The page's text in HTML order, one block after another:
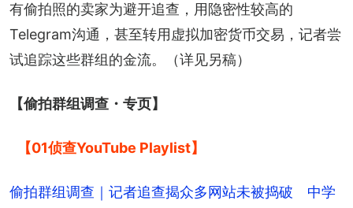
有偷拍照的卖家为避开追查，用隐密性较高的
Telegram沟通，甚至转用虚拟加密货币交易，记者尝
试追踪这些群组的金流。（详见另稿）
【偷拍群组调查・专页】
【01侦查YouTube Playlist】
偷拍群组调查｜记者追查揭众多网站未被捣破 中学